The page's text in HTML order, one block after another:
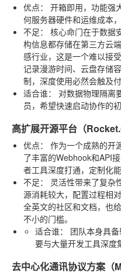
优点：
开箱即用，功能强
何服务器硬件和运维成本
不足：
核心命门在于数据
构信息都存储在第三方云
感行业，这是一个难以接
记录漫游时间、云盘存储
制，深度使用必然会触及付
适合谁：
对数据物理隔离
员，希望快速启动协作的
高扩展开源平台（
优点：
作为一个成熟的开
了丰富的Webhook和API
者工具深度打通，定制化能
不足：
灵活性带来了复杂
源消耗较大，配置过程相
全英文的社区和文档，也
不小的门槛。
适合谁：
团队本身具
要与大量开发工具深度
去中心化通讯协议方案（